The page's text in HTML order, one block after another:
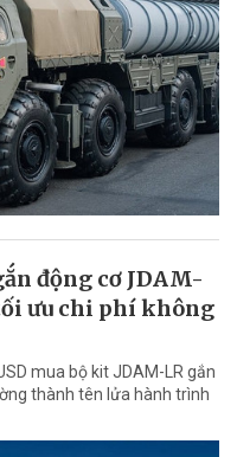
động cơ JDAM-
ưu chi phí không
mua bộ kit JDAM-LR gắn
thành tên lửa hành trình